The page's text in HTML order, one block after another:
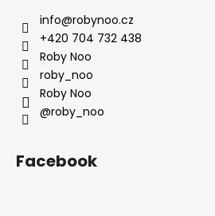
info@robynoo.cz
+420 704 732 438
Roby Noo
roby_noo
Roby Noo
@roby_noo
Facebook